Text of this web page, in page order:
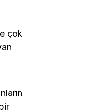
çok